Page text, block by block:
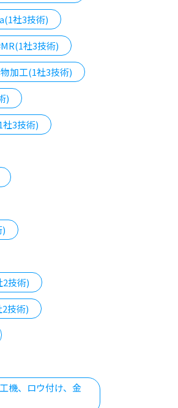
社3技術)
社3技術)
加工(1社3技術)
)
3技術)
技術)
技術)
機、ロウ付け、金